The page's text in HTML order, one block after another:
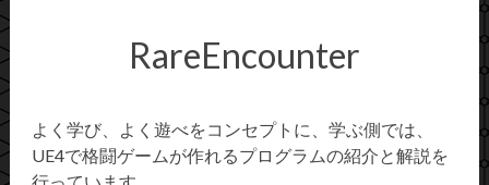
RareEncounter
よく学び、よく遊べをコンセプトに、学ぶ側では、
UE4で格闘ゲームが作れるプログラムの紹介と解説を